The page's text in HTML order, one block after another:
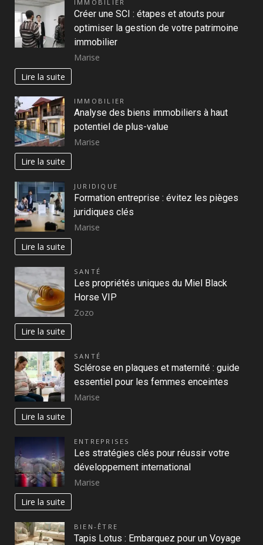
IMMOBILIER
Créer une SCI : étapes et atouts pour
optimiser la gestion de votre patrimoine
immobilier
Marise
Lire la suite
IMMOBILIER
Analyse des biens immobiliers à haut
potentiel de plus-value
Marise
Lire la suite
JURIDIQUE
Formation entreprise : évitez les pièges
juridiques clés
Marise
Lire la suite
SANTÉ
Les propriétés uniques du Miel Black
Horse VIP
Zozo
Lire la suite
SANTÉ
Sclérose en plaques et maternité : guide
essentiel pour les femmes enceintes
Marise
Lire la suite
ENTREPRISES
Les stratégies clés pour réussir votre
développement international
Marise
Lire la suite
BIEN-ÊTRE
Tapis Lotus : Embarquez pour un Voyage